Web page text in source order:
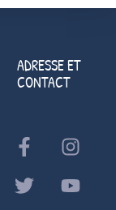
ADRESSE ET
CONTACT